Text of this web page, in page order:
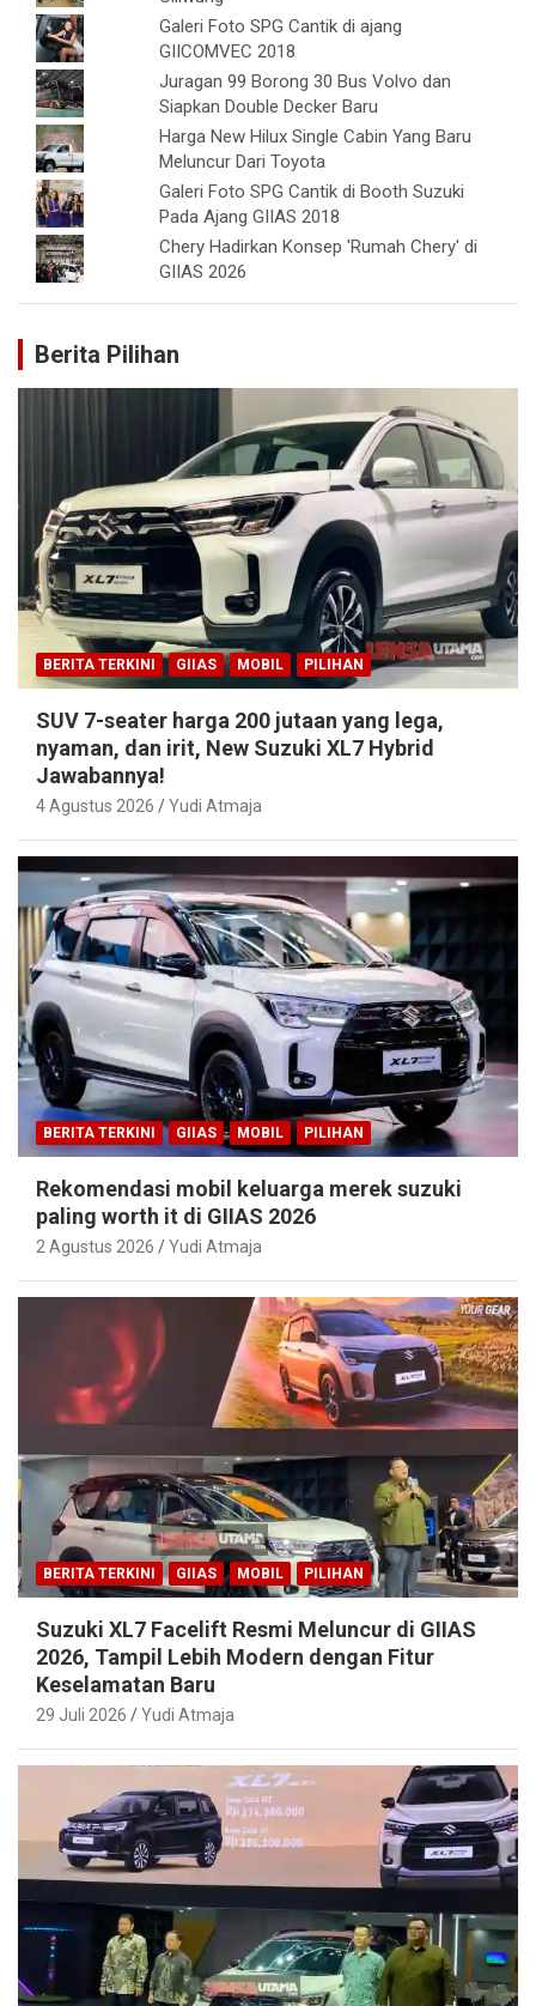
Galeri Foto SPG Cantik di ajang
GIICOMVEC 2018
Juragan 99 Borong 30 Bus Volvo dan
Siapkan Double Decker Baru
Harga New Hilux Single Cabin Yang Baru
Meluncur Dari Toyota
Galeri Foto SPG Cantik di Booth Suzuki
Pada Ajang GIIAS 2018
Chery Hadirkan Konsep 'Rumah Chery' di
GIIAS 2026
Berita Pilihan
BERITA TERKINI GIIAS MOBIL PILIHAN
SUV 7-seater harga 200 jutaan yang lega,
nyaman, dan irit, New Suzuki XL7 Hybrid
Jawabannya!
4 Agustus 2026 Yudi Atmaja
BERITA TERKINI GIIAS MOBIL PILIHAN
Rekomendasi mobil keluarga merek suzuki
paling worth it di GIIAS 2026
2 Agustus 2026 Yudi Atmaja
BERITA TERKINI GIIAS MOBIL PILIHAN
Suzuki XL7 Facelift Resmi Meluncur di GIIAS
2026, Tampil Lebih Modern dengan Fitur
Keselamatan Baru
29 Juli 2026 Yudi Atmaja